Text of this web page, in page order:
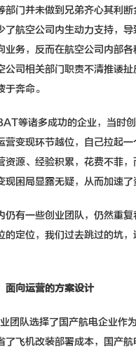
部门并未做到兄弟齐心其利
了航空公司内生动力支持，
业务，反而在航空公司内部
公司相关部门职责不清推诿扯
奔命。
营变现环节越位，自己拉起
资源、经验积累，花费不菲
现困局显露无疑，从而加速了
的定位，我们过去跳过的坑
面向运营的方案设计
了飞机改装部署成本，国产